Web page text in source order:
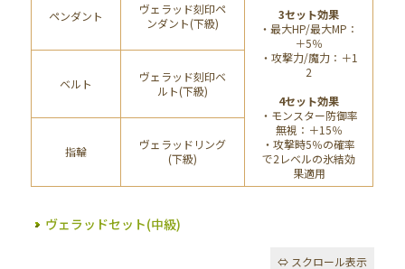
3セット効果
・最大HP/最大MP：
＋5％
・攻撃力/魔力：＋1
2
4セット効果
・モンスター防御率
無視：＋15％
・攻撃時5％の確率
で2レベルの氷結効
果適用
ペンダント
ヴェラッド刻印ペ
ンダント(下級)
ベルト
ヴェラッド刻印ベ
ルト(下級)
指輪
ヴェラッドリング
(下級)
ヴェラッドセット(中級)